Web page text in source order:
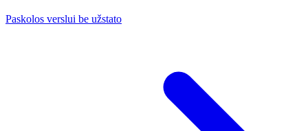
Paskolos verslui be užstato